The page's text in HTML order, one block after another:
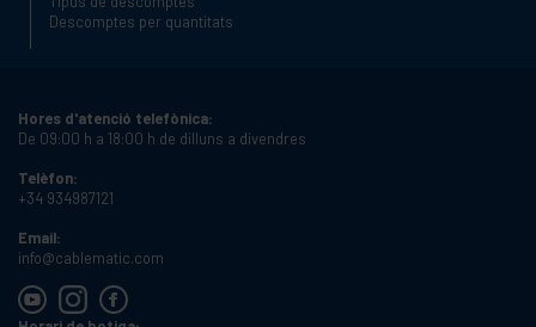
Descomptes per quantitats
Hores d'atenció telefònica:
De 09:00 h a 18:00 h de dilluns a divendres
Telèfon:
+34 934987121
Email:
info@cablematic.com